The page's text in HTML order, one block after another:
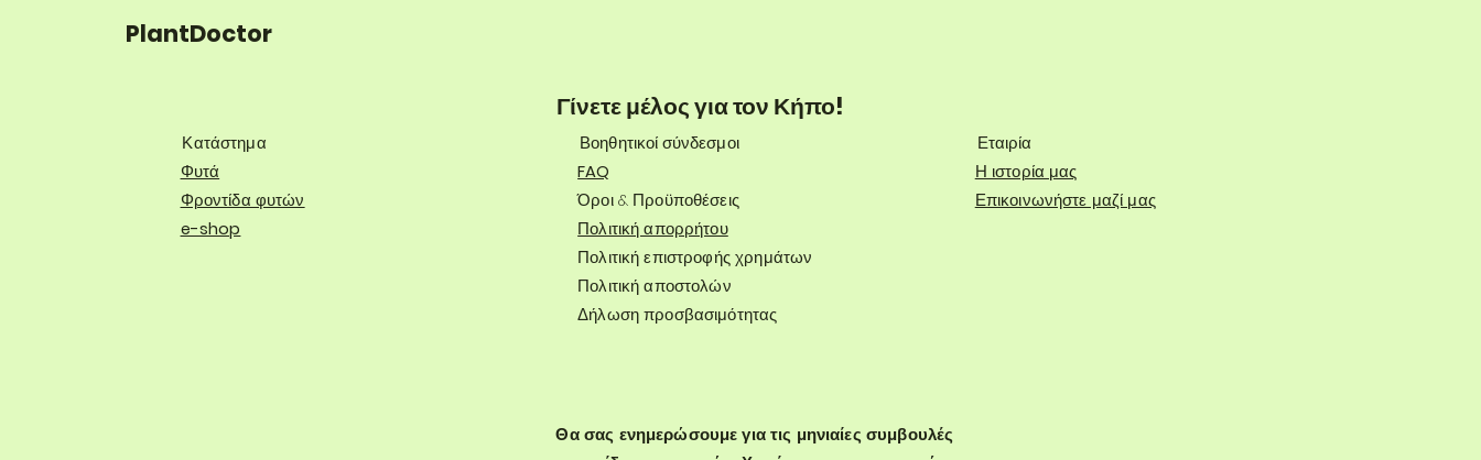
PlantDoctor
Γίνετε μέλος για τον Κήπο!
Κατάστημα
Φυτά
Φροντίδα φυτών
e-shop
Βοηθητικοί σύνδεσμοι
FAQ
Όροι & Προϋποθέσεις
Πολιτική απορρήτου
Πολιτική επιστροφής χρημάτων
Πολιτική αποστολών
Δήλωση προσβασιμότητας
Εταιρία
Η ιστορία μας
Επικοινωνήστε μαζί μας
Θα σας ενημερώσουμε για τις μηνιαίες συμβουλές